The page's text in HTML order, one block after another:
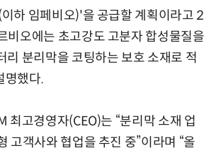
하 임페비오)'을 공급할 계획이라고 2
비오에는 초고강도 고분자 합성물질을
리 분리막을 코팅하는 보호 소재로 적
명했다.
최고경영자(CEO)는 “분리막 소재 업
고객사와 협업을 추진 중”이라며 “올